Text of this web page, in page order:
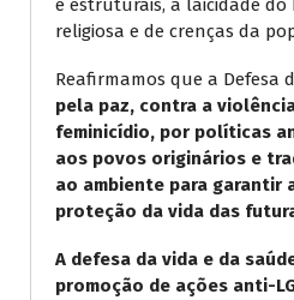
e estruturais, a laicidade do
religiosa e de crenças da
Reafirmamos que a Defesa
pela paz, contra a
feminicídio, por políticas
aos povos originários e
ao ambiente para garantir
proteção da vida das
A defesa da vida e da
promoção de ações anti-